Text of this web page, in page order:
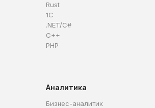
Rust
1C
.NET/C#
C++
PHP
Аналитика
Бизнес-аналитик